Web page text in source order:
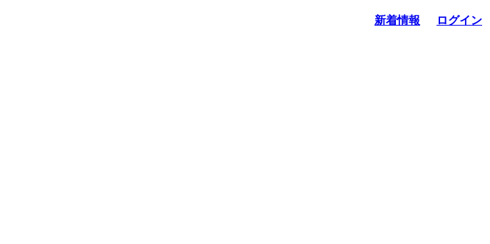
新着情報 ログイン